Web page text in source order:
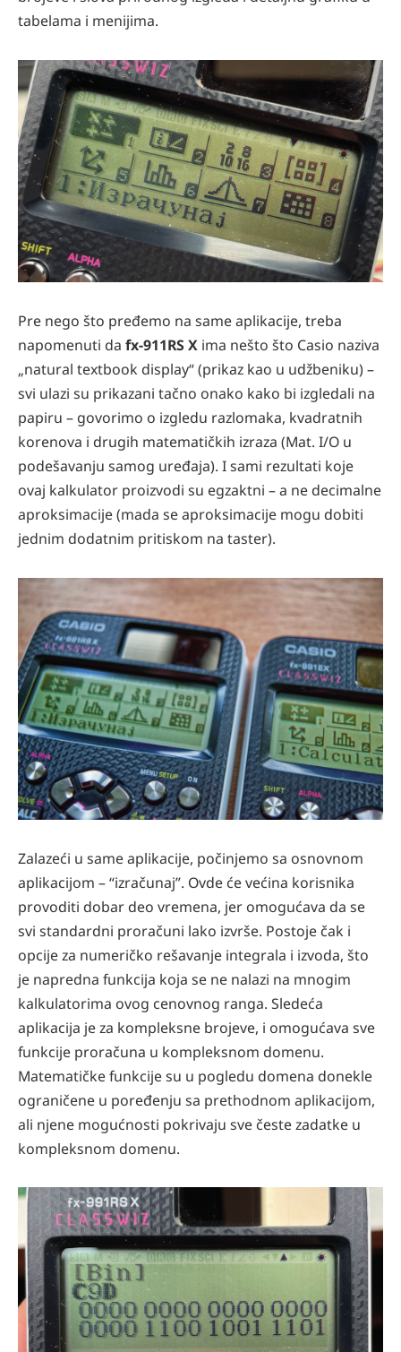
tabelama i menijima.
Pre nego što pređemo na same aplikacije, treba
napomenuti da fx-911RS X ima nešto što Casio naziva
„natural textbook display“ (prikaz kao u udžbeniku) –
svi ulazi su prikazani tačno onako kako bi izgledali na
papiru – govorimo o izgledu razlomaka, kvadratnih
korenova i drugih matematičkih izraza (Mat. I/O u
podešavanju samog uređaja). I sami rezultati koje
ovaj kalkulator proizvodi su egzaktni – a ne decimalne
aproksimacije (mada se aproksimacije mogu dobiti
jednim dodatnim pritiskom na taster).
Zalazeći u same aplikacije, počinjemo sa osnovnom
aplikacijom – “izračunaj”. Ovde će većina korisnika
provoditi dobar deo vremena, jer omogućava da se
svi standardni proračuni lako izvrše. Postoje čak i
opcije za numeričko rešavanje integrala i izvoda, što
je napredna funkcija koja se ne nalazi na mnogim
kalkulatorima ovog cenovnog ranga. Sledeća
aplikacija je za kompleksne brojeve, i omogućava sve
funkcije proračuna u kompleksnom domenu.
Matematičke funkcije su u pogledu domena donekle
ograničene u poređenju sa prethodnom aplikacijom,
ali njene mogućnosti pokrivaju sve česte zadatke u
kompleksnom domenu.